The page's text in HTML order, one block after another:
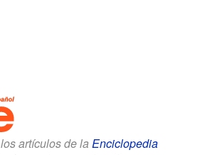
artículos de la Enciclopedia